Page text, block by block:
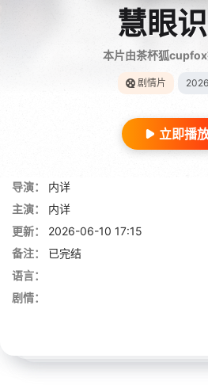
慧眼
本片由茶杯狐
剧情片 2026
立即播
导演：
内详
主演：
内详
更新：
2026-06-10 17:15
备注：
已完结
语言：
剧情：